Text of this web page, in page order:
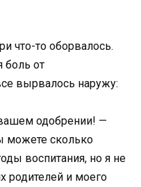
что-то оборвалось.
боль от
вырвалось наружу:
одобрении! —
можете сколько
воспитания, но я не
родителей и моего